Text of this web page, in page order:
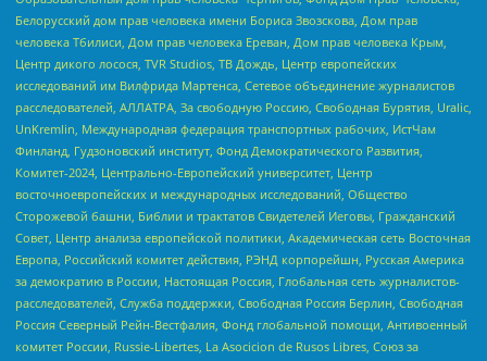
Белорусский дом прав человека имени Бориса Звозскова, Дом прав
человека Тбилиси, Дом прав человека Ереван, Дом прав человека Крым,
Центр дикого лосося, TVR Studios, ТВ Дождь, Центр европейских
исследований им Вилфрида Мартенса, Сетевое объединение журналистов
расследователей, АЛЛАТРА, За свободную Россию, Свободная Бурятия, Uralic,
UnKremlin, Международная федерация транспортных рабочих, ИстЧам
Финланд, Гудзоновский институт, Фонд Демократического Развития,
Комитет-2024, Центрально-Европейский университет, Центр
восточноевропейских и международных исследований, Общество
Сторожевой башни, Библии и трактатов Свидетелей Иеговы, Гражданский
Совет, Центр анализа европейской политики, Академическая сеть Восточная
Европа, Российский комитет действия, РЭНД корпорейшн, Русская Америка
за демократию в России, Настоящая Россия, Глобальная сеть журналистов-
расследователей, Служба поддержки, Свободная Россия Берлин, Свободная
Россия Северный Рейн-Вестфалия, Фонд глобальной помощи, Антивоенный
комитет России, Russie-Libertes, La Asocicion de Rusos Libres, Союз за